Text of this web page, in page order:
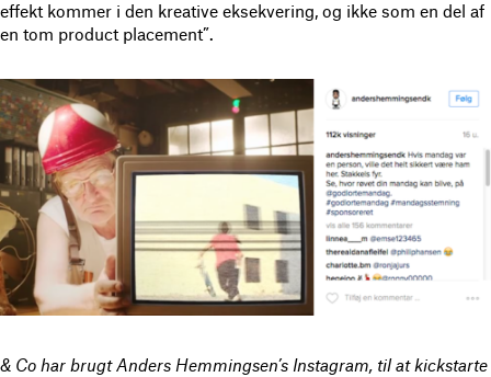
effekt kommer i den kreative eksekvering, og ikke som en del af
en tom product placement”.
& Co har brugt Anders Hemmingsen’s Instagram, til at kickstarte